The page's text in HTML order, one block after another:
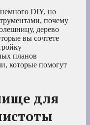
DIY, но
почему
дерево
вы сочтете
планов
которые помогут
для